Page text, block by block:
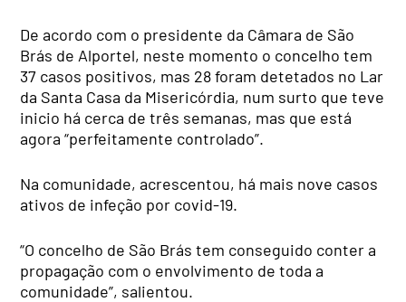
De acordo com o presidente da Câmara de São
Brás de Alportel, neste momento o concelho tem
37 casos positivos, mas 28 foram detetados no Lar
da Santa Casa da Misericórdia, num surto que teve
inicio há cerca de três semanas, mas que está
agora “perfeitamente controlado”.
Na comunidade, acrescentou, há mais nove casos
ativos de infeção por covid-19.
“O concelho de São Brás tem conseguido conter a
propagação com o envolvimento de toda a
comunidade”, salientou.